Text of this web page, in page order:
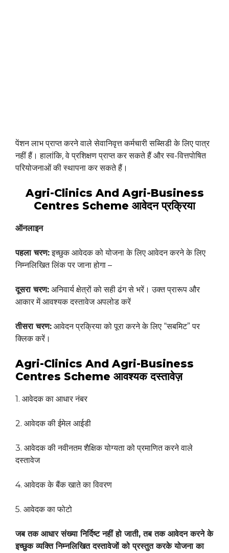
पेंशन लाभ प्राप्त करने वाले सेवानिवृत्त कर्मचारी सब्सिडी के लिए पात्र
नहीं हैं। हालांकि, वे प्रशिक्षण प्राप्त कर सकते हैं और स्व-वित्तपोषित
परियोजनाओं की स्थापना कर सकते हैं।
Agri-Clinics And Agri-Business
Centres Scheme आवेदन प्रक्रिया
ऑनलाइन
पहला चरण:इच्छुक आवेदक को योजना के लिए आवेदन करने के लिए
निम्नलिखित लिंक पर जाना होगा –
दूसरा चरण: अनिवार्य क्षेत्रों को सही ढंग से भरें। उक्त प्रारूप और
आकार में आवश्यक दस्तावेज अपलोड करें
तीसरा चरण: आवेदन प्रक्रिया को पूरा करने के लिए “सबमिट” पर
क्लिक करें।
Agri-Clinics And Agri-Business
Centres Scheme आवश्यक दस्तावेज़
1. आवेदक का आधार नंबर
2. आवेदक की ईमेल आईडी
3. आवेदक की नवीनतम शैक्षिक योग्यता को प्रमाणित करने वाले
दस्तावेज
4. आवेदक के बैंक खाते का विवरण
5. आवेदक का फोटो
जब तक आधार संख्या निर्दिष्ट नहीं हो जाती, तब तक आवेदन करने के
इच्छुक व्यक्ति निम्नलिखित दस्तावेजों को प्रस्तुत करके योजना का